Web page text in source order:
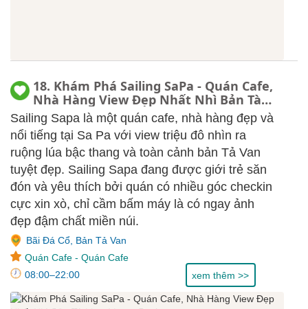
18. Khám Phá Sailing SaPa - Quán Cafe,
Nhà Hàng View Đẹp Nhất Nhì Bản Tà
Van, Menu, Review
Sailing Sapa là một quán cafe, nhà hàng đẹp và
nổi tiếng tại Sa Pa với view triệu đô nhìn ra
ruộng lúa bậc thang và toàn cảnh bản Tả Van
tuyệt đẹp. Sailing Sapa đang được giới trẻ săn
đón và yêu thích bởi quán có nhiều góc checkin
cực xin xò, chỉ cầm bấm máy là có ngay ảnh
đẹp đậm chất miền núi.
Bãi Đá Cổ, Bản Tả Van
Quán Cafe - Quán Cafe
08:00–22:00
xem thêm >>